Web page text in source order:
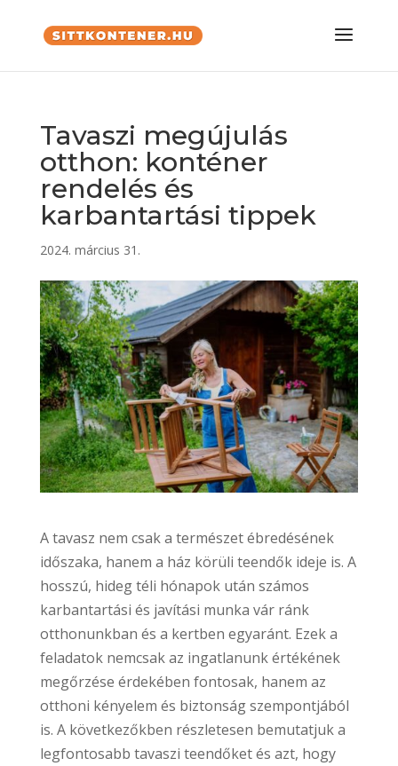
Tavaszi megújulás
otthon: konténer
rendelés és
karbantartási tippek
2024. március 31.
A tavasz nem csak a természet ébredésének
időszaka, hanem a ház körüli teendők ideje is. A
hosszú, hideg téli hónapok után számos
karbantartási és javítási munka vár ránk
otthonunkban és a kertben egyaránt. Ezek a
feladatok nemcsak az ingatlanunk értékének
megőrzése érdekében fontosak, hanem az
otthoni kényelem és biztonság szempontjából
is. A következőkben részletesen bemutatjuk a
legfontosabb tavaszi teendőket és azt, hogy